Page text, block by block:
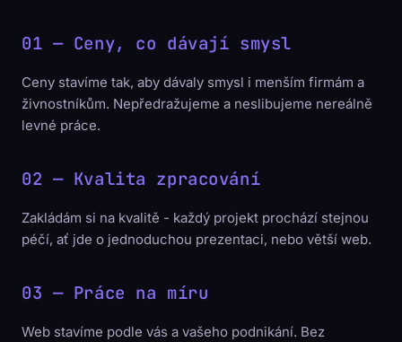
01 — Ceny, co dávají smysl
Ceny stavíme tak, aby dávaly smysl i menším firmám a
živnostníkům. Nepředražujeme a neslibujeme nereálně
levné práce.
02 — Kvalita zpracování
Zakládám si na kvalitě - každý projekt prochází stejnou
péčí, ať jde o jednoduchou prezentaci, nebo větší web.
03 — Práce na míru
Web stavíme podle vás a vašeho podnikání. Bez